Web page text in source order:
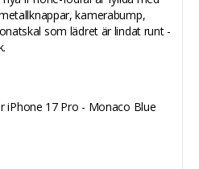
kamerabump,
som lädret är lindat runt -
iPhone 17 Pro - Monaco Blue